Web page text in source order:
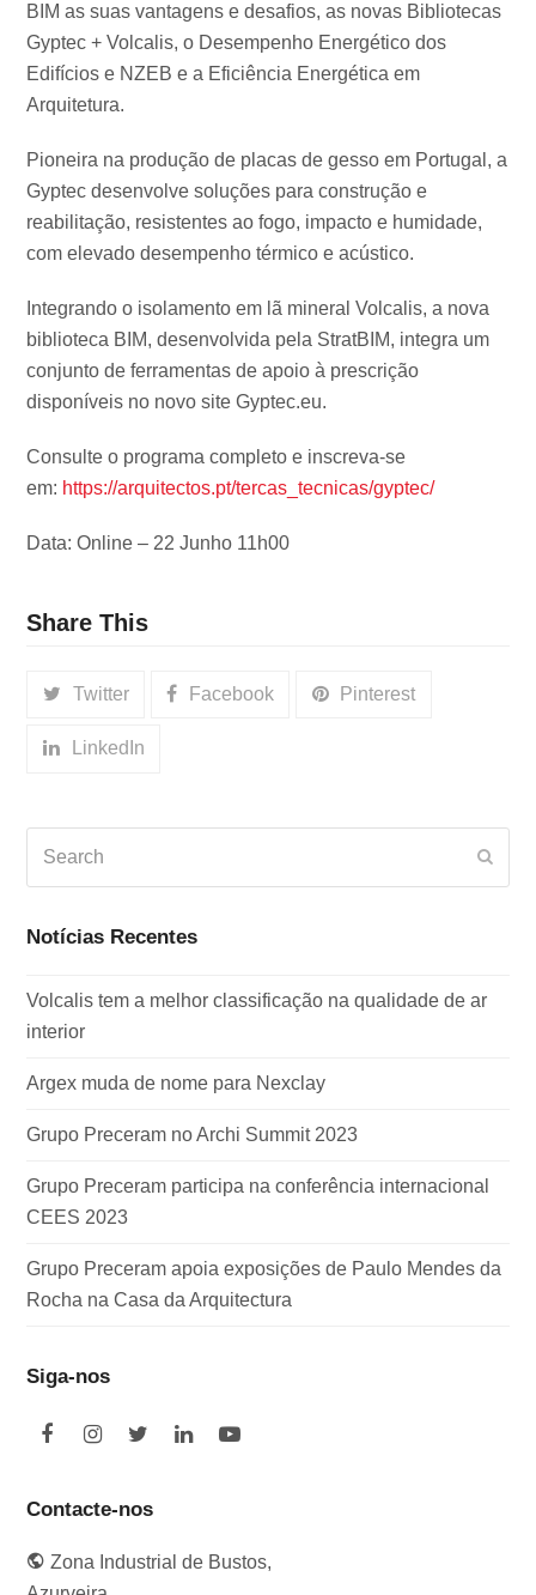
BIM as suas vantagens e desafios, as novas Bibliotecas
Gyptec + Volcalis, o Desempenho Energético dos
Edifícios e NZEB e a Eficiência Energética em
Arquitetura.
Pioneira na produção de placas de gesso em Portugal, a
Gyptec desenvolve soluções para construção e
reabilitação, resistentes ao fogo, impacto e humidade,
com elevado desempenho térmico e acústico.
Integrando o isolamento em lã mineral Volcalis, a nova
biblioteca BIM, desenvolvida pela StratBIM, integra um
conjunto de ferramentas de apoio à prescrição
disponíveis no novo site Gyptec.eu.
Consulte o programa completo e inscreva-se
em: https://arquitectos.pt/tercas_tecnicas/gyptec/
Data: Online – 22 Junho 11h00
Share This
Twitter Facebook Pinterest
LinkedIn
Notícias Recentes
Volcalis tem a melhor classificação na qualidade de ar
interior
Argex muda de nome para Nexclay
Grupo Preceram no Archi Summit 2023
Grupo Preceram participa na conferência internacional
CEES 2023
Grupo Preceram apoia exposições de Paulo Mendes da
Rocha na Casa da Arquitectura
Siga-nos
F
e
o
o
I
t
g
r
T
t
e
r
L
d
I
Y
b
e
Contacte-nos
Zona Industrial de Bustos,